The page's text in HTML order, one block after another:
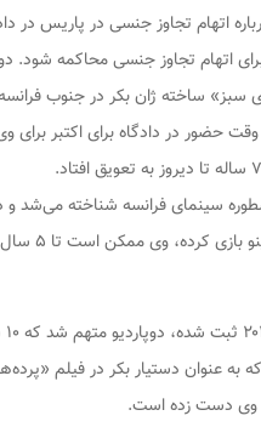
اتهام تجاوز جنسی در پاریس در
سبز» ساخته ژان بکر در جنوب
پلیس بازداشت شد و وقت حضور در دادگاه برای
جمله فیلم‌های کلاسیکی
به عنوان دستیار بکر در فیلم